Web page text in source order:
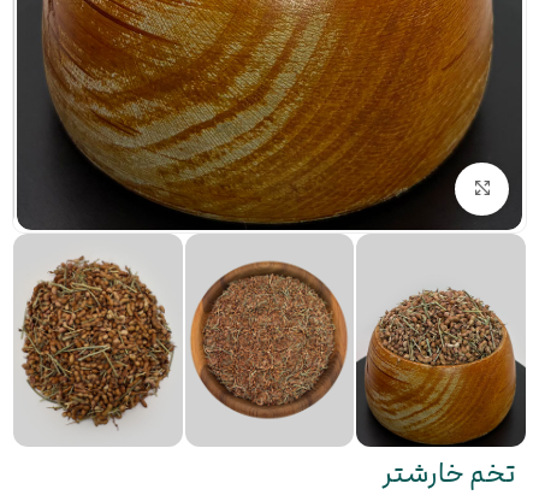
بزرگنمایی تصویر
تخم خارشتر